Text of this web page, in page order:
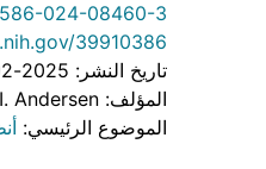
024-08460-3
39910386
تاريخ النشر: 2025-02-05
المؤلف: Trond I. Andersen وآخرون
الموضوع الرئيسي: